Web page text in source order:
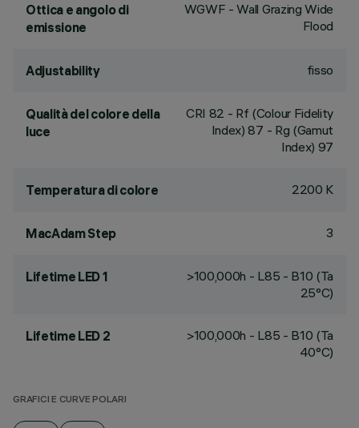
Ottica e angolo di
emissione
WGWF - Wall Grazing Wide
Flood
Adjustability fisso
Qualità del colore della
luce
CRI 82 - Rf (Colour Fidelity
Index) 87 - Rg (Gamut
Index) 97
Temperatura di colore 2200 K
MacAdam Step 3
Lifetime LED 1
>100,000h - L85 - B10 (Ta
25°C)
Lifetime LED 2
>100,000h - L85 - B10 (Ta
40°C)
GRAFICI E CURVE POLARI